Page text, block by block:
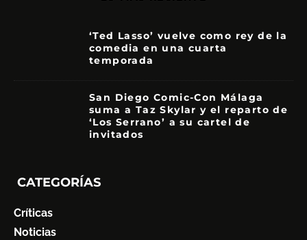
‘Ted Lasso’ vuelve como rey de la
comedia en una cuarta
temporada
San Diego Comic-Con Málaga
suma a Taz Skylar y el reparto de
‘Los Serrano’ a su cartel de
invitados
CATEGORÍAS
Críticas
Noticias